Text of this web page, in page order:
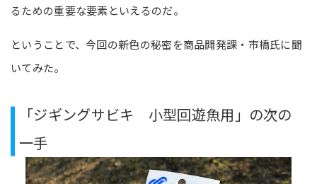
るための重要な要素といえるのだ。
ということで、今回の新色の秘密を商品開発課・市橋氏に聞
いてみた。
「ジギングサビキ 小型回遊魚用」の次の
一手